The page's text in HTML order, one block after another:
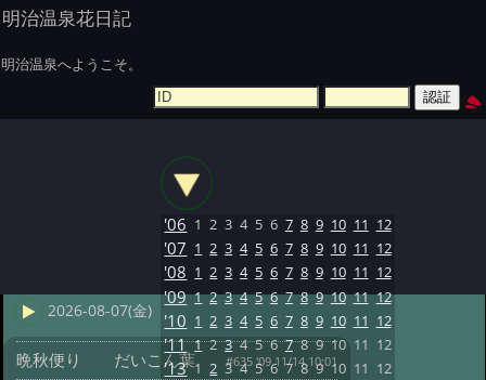
明治温泉花日記
明治温泉へようこそ。
2026-08-07(金)
晩秋便り だいこん葉 #635 '09 11/14 10:01
'06 1 2 3 4 5 6 7 8 9 10 11 12
'07 1 2 3 4 5 6 7 8 9 10 11 12
'08 1 2 3 4 5 6 7 8 9 10 11 12
'09 1 2 3 4 5 6 7 8 9 10 11 12
'10 1 2 3 4 5 6 7 8 9 10 11 12
'11 1 2 3 4 5 6 7 8 9 10 11 12
'13 1 2 3 4 5 6 7 8 9 10 11 12